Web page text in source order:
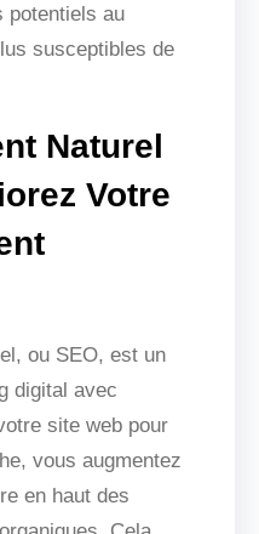
potentiels au
susceptibles de
Naturel
Votre
ou SEO, est un
digital avec
site web pour
vous augmentez
en haut des